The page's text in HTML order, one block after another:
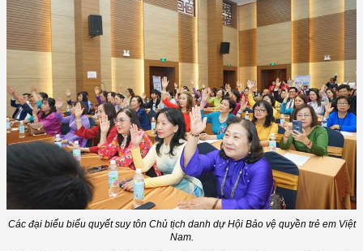
Các đại biểu biểu quyết suy tôn Chủ tịch danh dự Hội Bảo vệ quyền trẻ em Việt
Nam.